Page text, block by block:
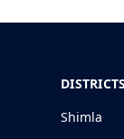
DISTRICTS
Shimla